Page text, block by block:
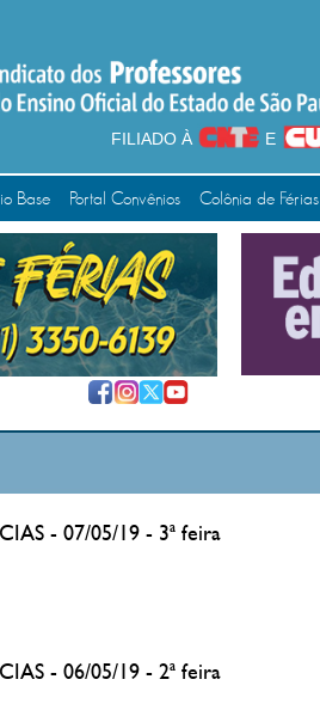
FILIADO À E
Base Portal Convênios Colônia de Férias
- 07/05/19 - 3ª feira
- 06/05/19 - 2ª feira